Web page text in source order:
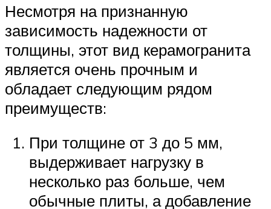
Несмотря на признанную
зависимость надежности от
толщины, этот вид керамогранита
является очень прочным и
обладает следующим рядом
преимуществ:
При толщине от 3 до 5 мм,
выдерживает нагрузку в
несколько раз больше, чем
обычные плиты, а добавление